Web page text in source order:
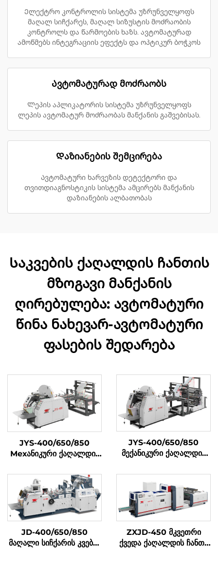
Ელექტრო კონტროლის სისტემა უზრუნველყოფს
მაღალ სიჩქარეს, მაღალ სიზუსტის მოძრაობის
კონტროლს და წარმოების ხაზს. ავტომატურად
ამოწმებს ინტეგრაციის ეფექტს და ოპტიკურ ბოჭკოს
Ავტომატურად მოძრაობს
Ლეპის აპლიკატორის სისტემა უზრუნველყოფს
ლეპის ავტომატურ მოძრაობას მანქანის გაშვებისას.
Დაზიანების შემცირება
Ავტომატური ხარვეზის დეტექტორი და
თვითდიაგნოსტიკის სისტემა ამცირებს მანქანის
დაზიანების ალბათობას
Საკვების ქაღალდის ჩანთის
მზოგავი მანქანის
ღირებულება: ავტომატური
წინა ნახევარ-ავტომატური
ფასების შედარება
JYS-400/650/850
Мехანიკური ქაღალდის
JYS-400/650/850
მექანიკური ქაღალდის
მანქანა ონლაინ ბეჭდვით
JD-400/650/850
მაღალი სიჩქარის კვების
ZXJD-450 მკვეთრი
ქვედა ქაღალდის ჩანთა